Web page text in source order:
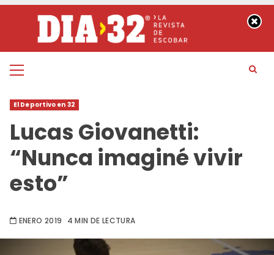
contenido
Menú
El Deportivo en 32
Lucas Giovanetti:
“Nunca imaginé vivir
esto”
ENERO 2019 4 MIN DE LECTURA